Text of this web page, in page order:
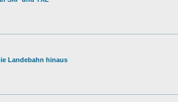
Landebahn hinaus